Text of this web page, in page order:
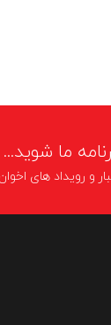
ما شوید...
و رویداد های